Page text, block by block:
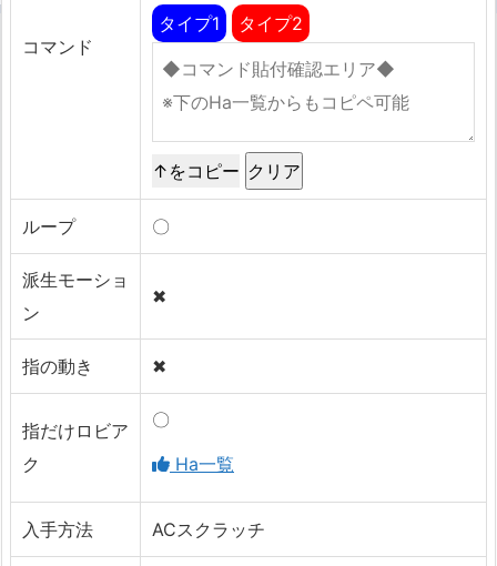
コマンド
タイプ1
タイプ2
↑をコピー
ループ 〇
派生モーショ
ン
✖
指の動き ✖
指だけロビア
ク
〇
Ha一覧
入手方法 ACスクラッチ